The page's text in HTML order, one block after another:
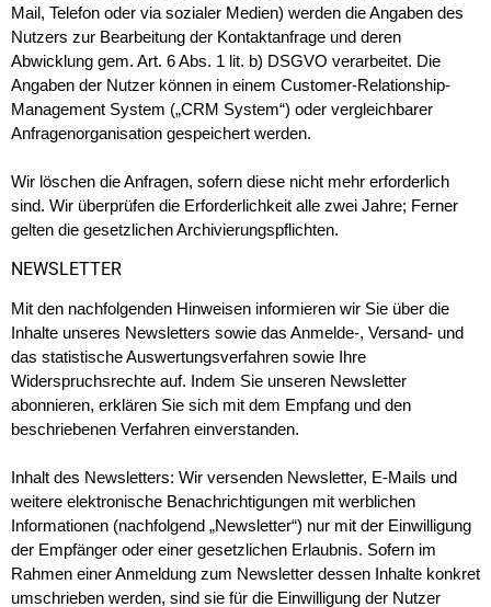
Mail, Telefon oder via sozialer Medien) werden die Angaben des
Nutzers zur Bearbeitung der Kontaktanfrage und deren
Abwicklung gem. Art. 6 Abs. 1 lit. b) DSGVO verarbeitet. Die
Angaben der Nutzer können in einem Customer-Relationship-
Management System („CRM System“) oder vergleichbarer
Anfragenorganisation gespeichert werden.
Wir löschen die Anfragen, sofern diese nicht mehr erforderlich
sind. Wir überprüfen die Erforderlichkeit alle zwei Jahre; Ferner
gelten die gesetzlichen Archivierungspflichten.
NEWSLETTER
Mit den nachfolgenden Hinweisen informieren wir Sie über die
Inhalte unseres Newsletters sowie das Anmelde-, Versand- und
das statistische Auswertungsverfahren sowie Ihre
Widerspruchsrechte auf. Indem Sie unseren Newsletter
abonnieren, erklären Sie sich mit dem Empfang und den
beschriebenen Verfahren einverstanden.
Inhalt des Newsletters: Wir versenden Newsletter, E-Mails und
weitere elektronische Benachrichtigungen mit werblichen
Informationen (nachfolgend „Newsletter“) nur mit der Einwilligung
der Empfänger oder einer gesetzlichen Erlaubnis. Sofern im
Rahmen einer Anmeldung zum Newsletter dessen Inhalte konkret
umschrieben werden, sind sie für die Einwilligung der Nutzer